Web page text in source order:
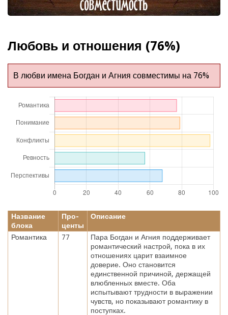
Любовь и отношения (76%)
В любви имена Богдан и Агния совместимы на 76%
Название
блока
Про-
центы
Описание
Романтика 77
Пара Богдан и Агния поддерживает
романтический настрой, пока в их
отношениях царит взаимное
доверие. Оно становится
единственной причиной, держащей
влюбленных вместе. Оба
испытывают трудности в выражении
чувств, но показывают романтику в
поступках.